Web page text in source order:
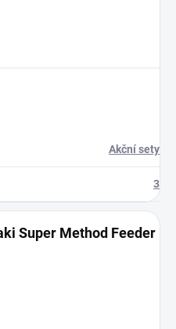
Akční sety
3
Super Method Feeder